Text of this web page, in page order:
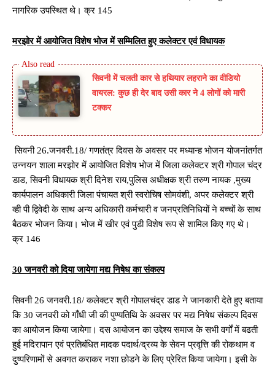
नागरिक उपस्थित थे। क्र 145
मरझोर में आयोजित विशेष भोज में सम्मिलित हुए कलेक्टर एवं विधायक
सिवनी में चलती कार से हथियार लहराने का वीडियो
वायरल: कुछ ही देर बाद उसी कार ने 4 लोगों को मारी
टक्कर
सिवनी 26.जनवरी.18/ गणतंत्र दिवस के अवसर पर मध्यान्ह भोजन योजनांतर्गत
उन्नयन शाला मरझोर में आयोजित विशेष भोज में जिला कलेक्टर श्री गोपाल चंद्र
डाड, सिवनी विधायक श्री दिनेश राय,पुलिस अधीक्षक श्री तरुण नायक ,मुख्य
कार्यपालन अधिकारी जिला पंचायत श्री स्वरोचिष सोमवंशी, अपर कलेक्टर श्री
व्ही पी द्विवेदी के साथ अन्य अधिकारी कर्मचारी व जनप्रतिनिधियों ने बच्चों के साथ
बैठकर भोजन किया। भोज में खीर एवं पुडी विशेष रूप से शामिल किए गए थे।
क्र 146
30 जनवरी को दिया जायेगा मद्य निषेध का संकल्प
सिवनी 26 जनवरी.18/ कलेक्टर श्री गोपालचंद्र डाड ने जानकारी देते हुए बताया
कि 30 जनवरी को गाँधी जी की पुण्यतिथि के अवसर पर मद्य निषेध संकल्प दिवस
का आयोजन किया जायेगा। दस आयोजन का उद्देश्य समाज के सभी वर्गों में बढती
हुई मदिरापान एवं प्रतिबंधित मादक पदार्थ/द्रव्य के सेवन प्रवृत्ति की रोकथाम व
दुष्परिणामों से अवगत कराकर नशा छोडने के लिए प्रेरित किया जायेगा। इसी के